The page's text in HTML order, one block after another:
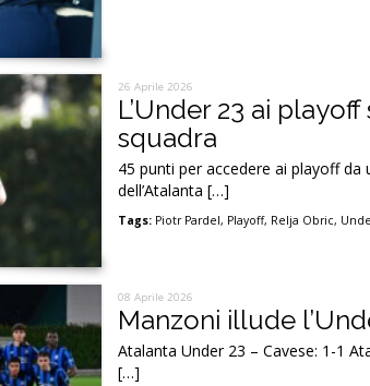
26 Aprile 2026
L’Under 23 ai
squadra
45 punti per accedere ai playoff da
dell’Atalanta […]
Tags: Piotr Pardel, Playoff, Relja Obric,
08 Aprile 2026
Manzoni illude
Atalanta Under 23 – Cavese: 1-1
[…]